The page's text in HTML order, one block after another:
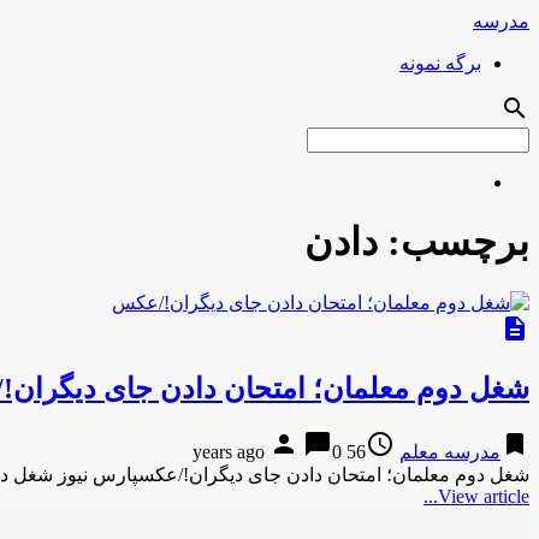
مدرسه
برگه نمونه
search
برچسب: دادن
description
شغل دوم معلمان؛ امتحان دادن جای
bookmark مدرسه معلم access_time
56 years ago
person chat_bubble0
شغل دوم معلمان؛ امتحان دادن جای دیگران!/عکسپارس نیوز شغل
View article...